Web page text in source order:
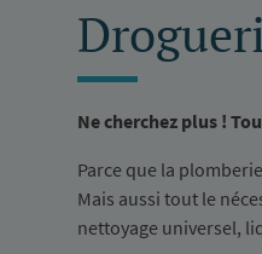
Ne cherchez plus !
Parce que la
Mais aussi tout le
nettoyage universel,